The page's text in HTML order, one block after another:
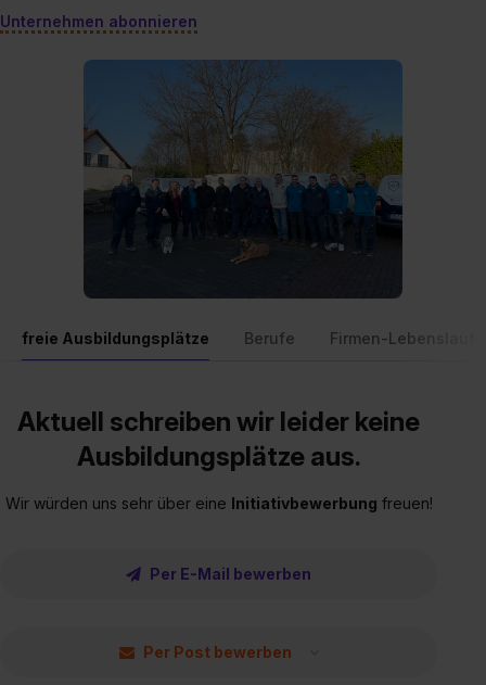
Unternehmen abonnieren
freie Ausbildungsplätze Berufe Firmen-Lebenslauf
Aktuell schreiben wir leider keine
Ausbildungsplätze aus.
Wir würden uns sehr über eine Initiativbewerbung freuen!
Per E-Mail bewerben
Per Post bewerben